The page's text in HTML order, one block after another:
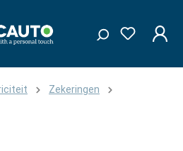
Zekeringen